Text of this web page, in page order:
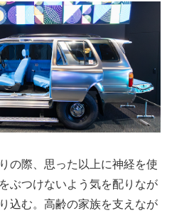
の際、思った以上に神経を使
ぶつけないよう気を配りなが
込む。高齢の家族を支えなが